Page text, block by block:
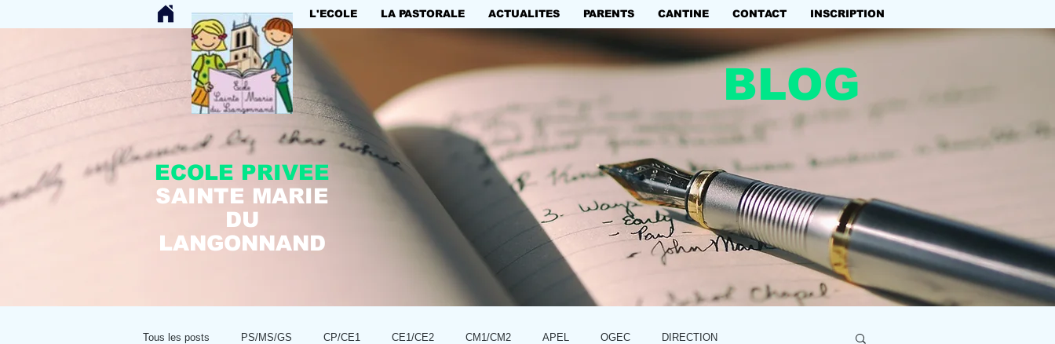
L'ECOLE LA PASTORALE ACTUALITES PARENTS CANTINE CONTACT INSCRIPTION
BLOG
Tous les posts PS/MS/GS CP/CE1 CE1/CE2 CM1/CM2 APEL OGEC DIRECTION
ECOLE PRIVEE
SAINTE MARIE
DU
LANGONNAND